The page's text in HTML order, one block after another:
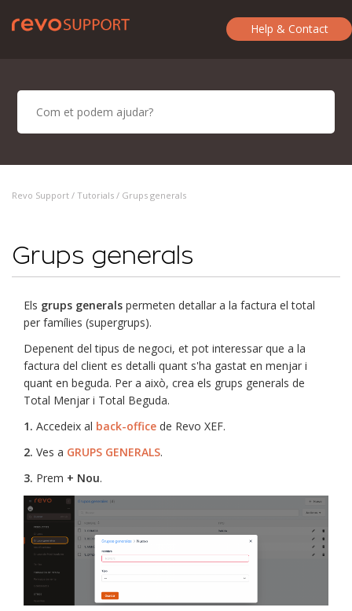
Help & Contact
Revo Support / Tutorials / Grups generals
Grups generals
Els grups generals permeten detallar a la factura el total
per famílies (supergrups).
Depenent del tipus de negoci, et pot interessar que a la
factura del client es detalli quant s'ha gastat en menjar i
quant en beguda. Per a això, crea els grups generals de
Total Menjar i Total Beguda.
1. Accedeix al back-office de Revo XEF.
2. Ves a GRUPS GENERALS.
3. Prem + Nou.